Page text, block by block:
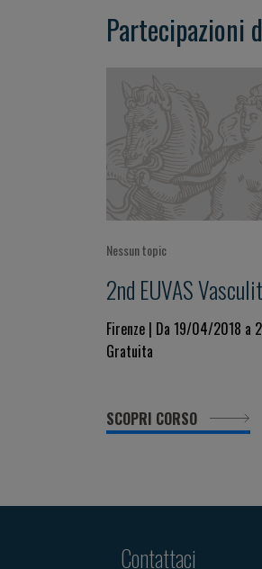
Partecipazioni
Nessun topic
2nd EUVAS
Firenze | Da 19/04/2018 a
Gratuita
SCOPRI CORSO
Contattaci